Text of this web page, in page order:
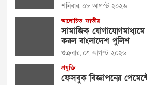
শনিবার, ০৮ আগস্ট ২০২৬
আলোচিত জাতীয়
সামাজিক
করল বাংলাদেশ পুলিশ
শুক্রবার, ০৭ আগস্ট ২০২৬
প্রযুক্তি
ফেসবুক বিজ্ঞাপনের